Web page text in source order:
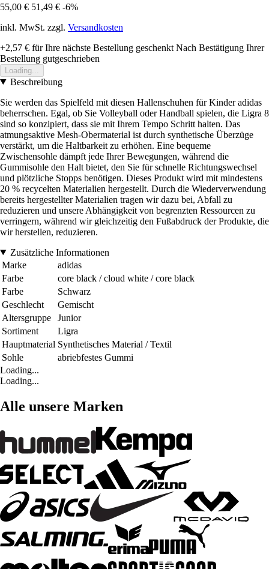
55,00 € 51,49 € -6%
inkl. MwSt. zzgl. Versandkosten
+2,57 € für Ihre nächste Bestellung geschenkt Nach Bestätigung Ihrer
Bestellung gutgeschrieben
Loading...
Beschreibung
Sie werden das Spielfeld mit diesen Hallenschuhen für Kinder adidas
beherrschen. Egal, ob Sie Volleyball oder Handball spielen, die Ligra 8
sind so konzipiert, dass sie mit Ihrem Tempo Schritt halten. Das
atmungsaktive Mesh-Obermaterial ist durch synthetische Überzüge
verstärkt, um die Haltbarkeit zu erhöhen. Eine bequeme
Zwischensohle dämpft jede Ihrer Bewegungen, während die
Gummisohle den Halt bietet, den Sie für schnelle Richtungswechsel
und plötzliche Stopps benötigen. Dieses Produkt wird mit mindestens
20 % recycelten Materialien hergestellt. Durch die Wiederverwendung
bereits hergestellter Materialien tragen wir dazu bei, Abfall zu
reduzieren und unsere Abhängigkeit von begrenzten Ressourcen zu
verringern, während wir gleichzeitig den Fußabdruck der Produkte, die
wir herstellen, reduzieren.
Zusätzliche Informationen
Marke
adidas
Farbe
core black / cloud white / core black
Farbe
Schwarz
Geschlecht
Gemischt
Altersgruppe
Junior
Sortiment
Ligra
Hauptmaterial Synthetisches Material / Textil
Sohle
abriebfestes Gummi
Loading...
Loading...
Alle unsere Marken